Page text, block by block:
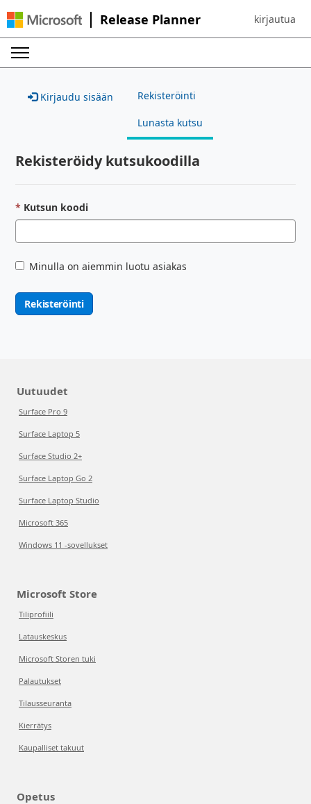
Release Planner Sign in to
kirjautua
Kirjaudu sisään Rekisteröinti
Lunasta kutsu
Rekisteröidy kutsukoodilla
Kutsun koodi
Minulla on aiemmin luotu asiakas
Rekisteröinti
Uutuudet
Surface Pro 9
Surface Laptop 5
Surface Studio 2+
Surface Laptop Go 2
Surface Laptop Studio
Microsoft 365
Windows 11 -sovellukset
Microsoft Store
Tiliprofiili
Latauskeskus
Microsoft Storen tuki
Palautukset
Tilausseuranta
Kierrätys
Kaupalliset takuut
Opetus